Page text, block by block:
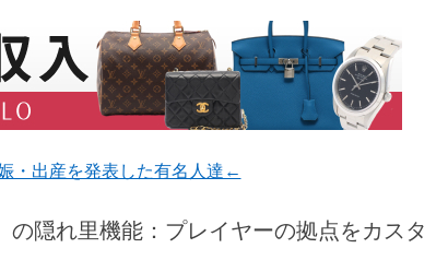
・出産を発表した有名人達←
の隠れ里機能：プレイヤーの拠点をカスタ